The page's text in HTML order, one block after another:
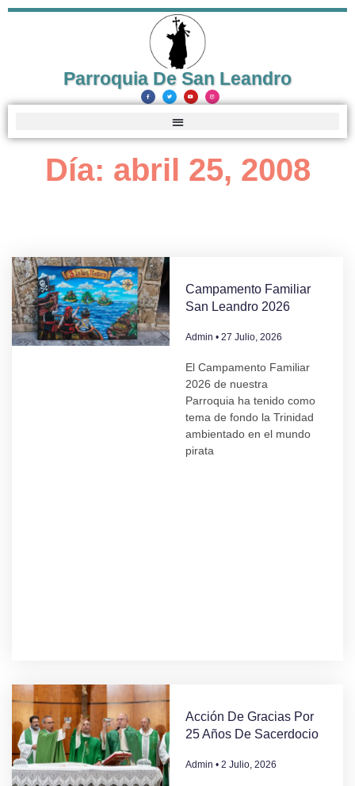
Parroquia De San Leandro
Día: abril 25, 2008
Campamento Familiar
San Leandro 2026
Admin 27 Julio, 2026
El Campamento Familiar
2026 de nuestra
Parroquia ha tenido como
tema de fondo la Trinidad
ambientado en el mundo
pirata
Acción De Gracias Por
25 Años De Sacerdocio
Admin 2 Julio, 2026